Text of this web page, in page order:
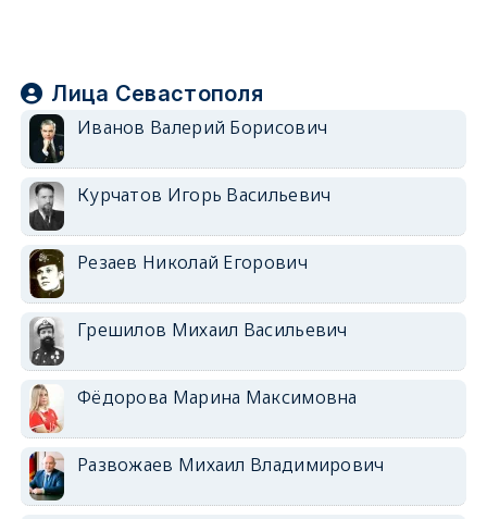
Лица Севастополя
Иванов Валерий Борисович
Курчатов Игорь Васильевич
Резаев Николай Егорович
Грешилов Михаил Васильевич
Фёдорова Марина Максимовна
Развожаев Михаил Владимирович